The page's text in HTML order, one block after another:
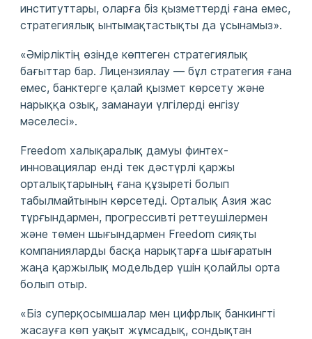
институттары, оларға біз қызметтерді ғана емес,
стратегиялық ынтымақтастықты да ұсынамыз».
«Әмірліктің өзінде көптеген стратегиялық
бағыттар бар. Лицензиялау — бұл стратегия ғана
емес, банктерге қалай қызмет көрсету және
нарыққа озық, заманауи үлгілерді енгізу
мәселесі».
Freedom халықаралық дамуы финтех-
инновациялар енді тек дәстүрлі қаржы
орталықтарының ғана құзыреті болып
табылмайтынын көрсетеді. Орталық Азия жас
тұрғындармен, прогрессивті реттеушілермен
және төмен шығындармен Freedom сияқты
компанияларды басқа нарықтарға шығаратын
жаңа қаржылық модельдер үшін қолайлы орта
болып отыр.
«Біз суперқосымшалар мен цифрлық банкингті
жасауға көп уақыт жұмсадық, сондықтан